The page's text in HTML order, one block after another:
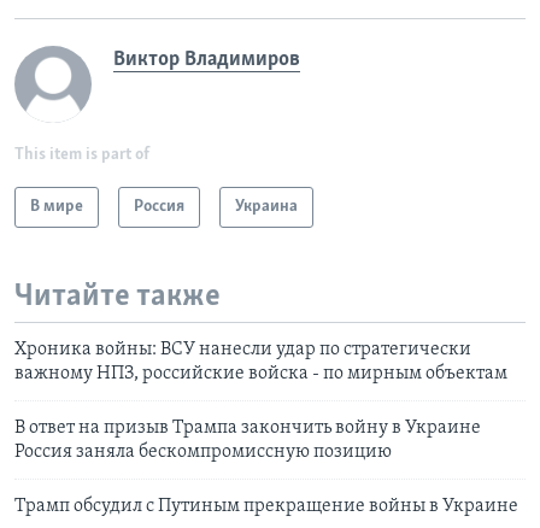
Виктор Владимиров
This item is part of
В мире Россия Украина
Читайте также
Хроника войны: ВСУ нанесли удар по стратегически
важному НПЗ, российские войска - по мирным объектам
В ответ на призыв Трампа закончить войну в Украине
Россия заняла бескомпромиссную позицию
Трамп обсудил с Путиным прекращение войны в Украине